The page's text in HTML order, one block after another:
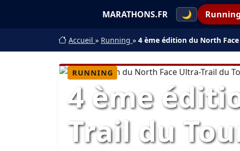
MARATHONS.FR 🌙 Running
Accueil » Running » 4 ème édition du North
RUNNING
4 ème
Trail du